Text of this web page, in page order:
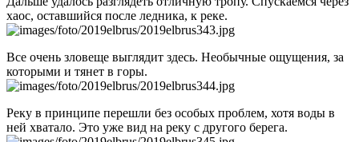
хаос, оставшийся после ледника, к реке.
Все очень зловеще выглядит здесь. Необычные ощущения, за
которыми и тянет в горы.
Реку в принципе перешли без особых проблем, хотя воды в
ней хватало. Это уже вид на реку с другого берега.